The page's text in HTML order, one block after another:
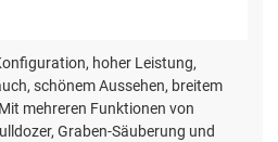
hoher Leistung,
schönem Aussehen, breitem
mehreren Funktionen von
Graben-Säuberung und